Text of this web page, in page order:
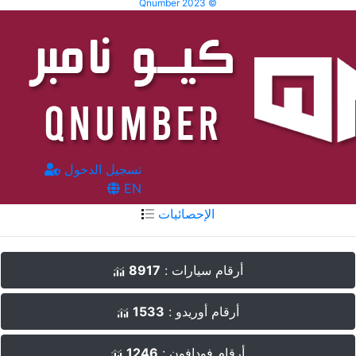
Qnumber 2023 ©
تسجيل الدخول
EN
الإحصائيات
أرقام سيارات : 8917
أرقام أوريدو : 1533